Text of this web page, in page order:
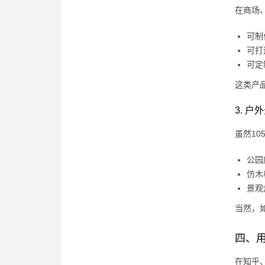
在商场
可制
可打
可定
这类产
3. 户
虽然
公
仿木
景观
当然，
四、
在知乎